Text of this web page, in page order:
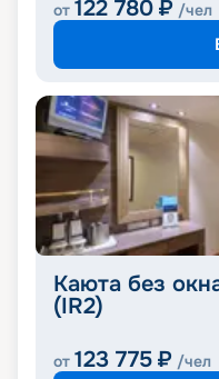
от 122 780 ₽ /чел
Каюта без
(IR2)
от 123 775 ₽ /чел